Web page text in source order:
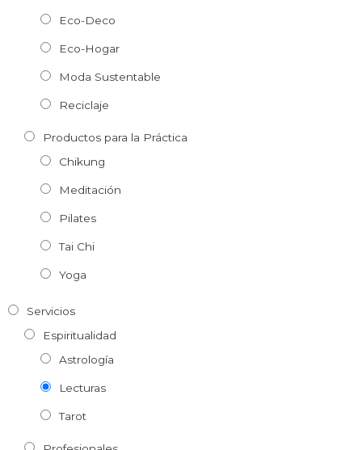
Eco-Deco
Eco-Hogar
Moda Sustentable
Reciclaje
Productos para la Práctica
Chikung
Meditación
Pilates
Tai Chi
Yoga
Servicios
Espiritualidad
Astrología
Lecturas
Tarot